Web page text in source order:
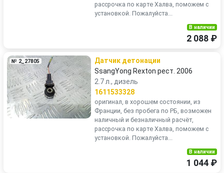
рассрочка по карте Халва, поможем с
установкой. Пожалуйста...
В наличии
2 088 ₽
№ 2_27805
Датчик детонации
SsangYong Rexton рест. 2006
2.7 л., дизель
1611533328
оригинал, в хорошем состоянии, из
Франции, без пробега по РБ, возможен
наличный и безналичный расчёт,
рассрочка по карте Халва, поможем с
установкой. Пожалуйста...
В наличии
1 044 ₽